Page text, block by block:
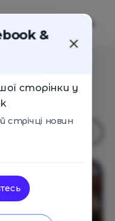
&
сторінки у
стрічці новин